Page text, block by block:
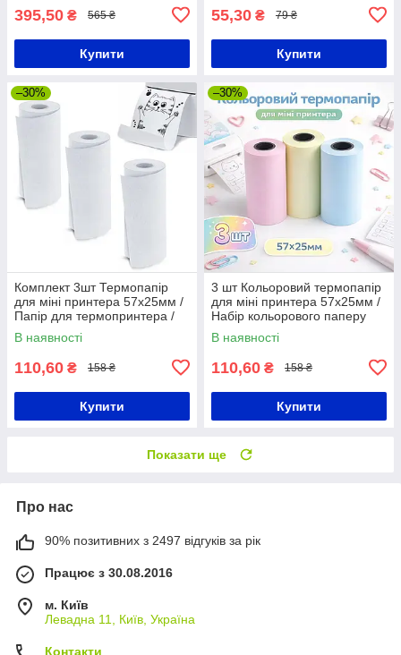
395,50 ₴ 565 ₴
Купити
55,30 ₴ 79 ₴
Купити
–30%
Комплект 3шт Термопапір
для міні принтера 57х25мм /
Папір для термопринтера /
Папір для міні принтера
В наявності
110,60 ₴ 158 ₴
Купити
–30%
3 шт Кольоровий термопапір
для міні принтера 57х25мм /
Набір кольорового паперу
для термопринтера / Папір
для міні принтера
В наявності
110,60 ₴ 158 ₴
Купити
Показати ще
Про нас
90% позитивних з 2497 відгуків за рік
Працює з 30.08.2016
м. Київ
Левадна 11, Київ, Україна
Контакти